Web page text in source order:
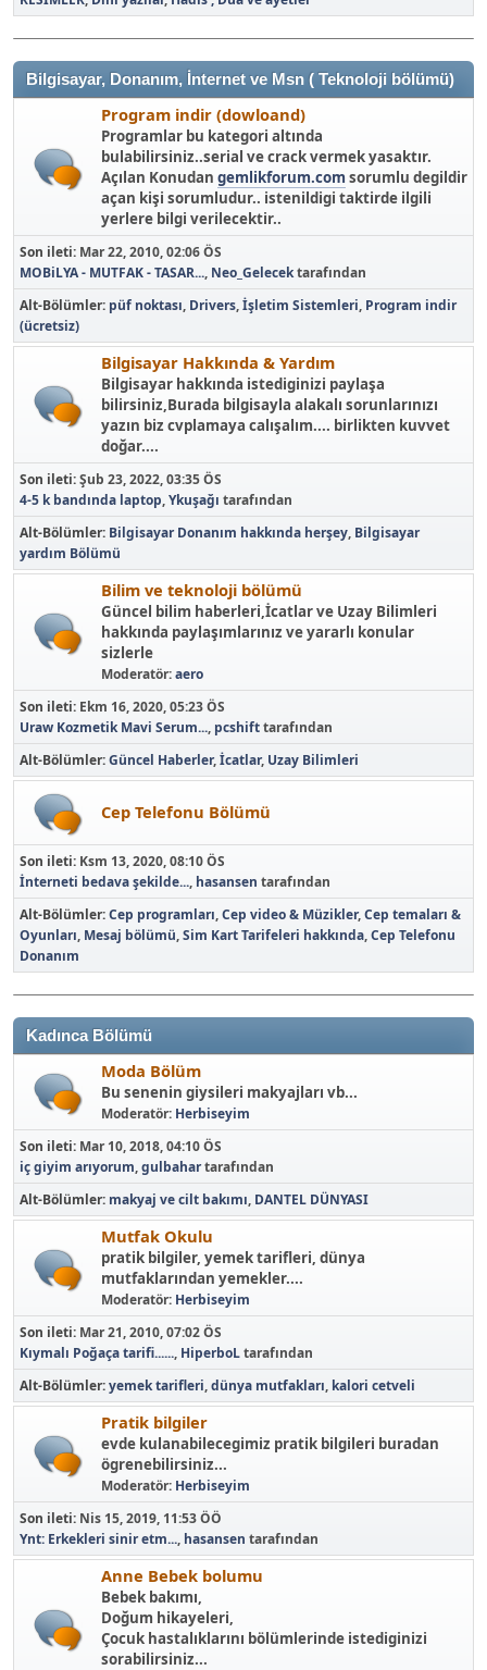
Bilgisayar, Donanım, İnternet ve Msn ( Teknoloji bölümü)
Program indir (dowloand)
Programlar bu kategori altında
bulabilirsiniz..serial ve crack vermek yasaktır.
Açılan Konudan gemlikforum.com sorumlu degildir
açan kişi sorumludur.. istenildigi taktirde ilgili
yerlere bilgi verilecektir..
Son ileti: Mar 22, 2010, 02:06 ÖS
MOBiLYA - MUTFAK - TASAR..., Neo_Gelecektarafından
Alt-Bölümler püf noktası Drivers İşletim Sistemleri Program indir
(ücretsiz)
Bilgisayar Hakkında & Yardım
Bilgisayar hakkında istediginizi paylaşa
bilirsiniz,Burada bilgisayla alakalı sorunlarınızı
yazın biz cvplamaya calışalım.... birlikten kuvvet
doğar....
Son ileti:Şub 23, 2022, 03:35 ÖS
4-5 k bandında laptop,Ykuşağı tarafından
Alt-Bölümler Bilgisayar Donanım hakkında herşey Bilgisayar
yardım Bölümü
Bilim ve teknoloji bölümü
Güncel bilim haberleri,İcatlar ve Uzay Bilimleri
hakkında paylaşımlarınız ve yararlı konular
sizlerle
Moderatör:aero
Son ileti: Ekm 16, 2020, 05:23 ÖS
Uraw Kozmetik Mavi Serum..., pcshifttarafından
Alt-Bölümler Güncel Haberler İcatlar Uzay Bilimleri
Cep Telefonu Bölümü
Son ileti: Ksm 13, 2020, 08:10 ÖS
İnterneti bedava şekilde..., hasansen tarafından
Alt-Bölümler Cep programları Cep video & Müzikler Cep temaları &
Oyunları Mesaj bölümü Sim Kart Tarifeleri hakkında Cep Telefonu
Donanım
Kadınca Bölümü
Moda Bölüm
Bu senenin giysileri makyajları vb...
Moderatör: Herbiseyim
Son ileti: Mar 10, 2018, 04:10 ÖS
iç giyim arıyorum,gulbahartarafından
Alt-Bölümler makyaj ve cilt bakımı DANTEL DÜNYASI
Mutfak Okulu
pratik bilgiler, yemek tarifleri, dünya
mutfaklarından yemekler....
Moderatör: Herbiseyim
Son ileti: Mar 21, 2010, 07:02 ÖS
Kıymalı Poğaça tarifi......, HiperboLtarafından
Alt-Bölümler yemek tarifleri dünya mutfakları kalori cetveli
Pratik bilgiler
evde kulanabilecegimiz pratik bilgileri buradan
ögrenebilirsiniz...
Moderatör: Herbiseyim
Son ileti: Nis 15, 2019, 11:53 ÖÖ
Ynt: Erkekleri sinir etm..., hasansen tarafından
Anne Bebek bolumu
Bebek bakımı,
Doğum hikayeleri,
Çocuk hastalıklarını bölümlerinde istediginizi
sorabilirsiniz...